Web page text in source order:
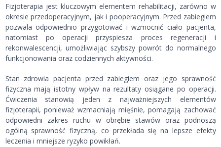
Fizjoterapia jest kluczowym elementem rehabilitacji, zarówno w
okresie przedoperacyjnym, jak i pooperacyjnym. Przed zabiegiem
pozwala odpowiednio przygotować i wzmocnić ciało pacjenta,
natomiast po operacji przyspiesza proces regeneracji i
rekonwalescencji, umożliwiając szybszy powrót do normalnego
funkcjonowania oraz codziennych aktywności.
Stan zdrowia pacjenta przed zabiegiem oraz jego sprawność
fizyczna mają istotny wpływ na rezultaty osiągane po operacji.
Ćwiczenia stanowią jeden z najważniejszych elementów
fizjoterapii, ponieważ wzmacniają mięśnie, pomagają zachować
odpowiedni zakres ruchu w obrębie stawów oraz podnoszą
ogólną sprawność fizyczną, co przekłada się na lepsze efekty
leczenia i mniejsze ryzyko powikłań.